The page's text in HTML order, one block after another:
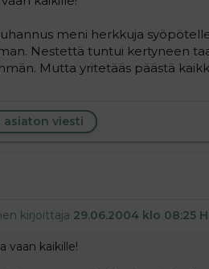
meni herkkuja
Nestettä tuntui kertyneen
Mutta yritetääs päästä
asiaton viesti
kirjoittaja 29.06.2004 klo 08:25
vaan kaikille!